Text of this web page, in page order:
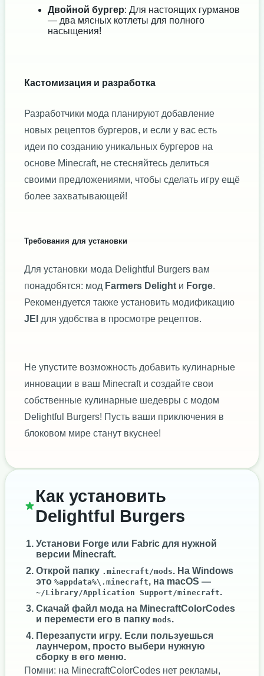
Двойной бургер: Для настоящих гурманов
— два мясных котлеты для полного
насыщения!
Кастомизация и разработка
Разработчики мода планируют добавление
новых рецептов бургеров, и если у вас есть
идеи по созданию уникальных бургеров на
основе Minecraft, не стесняйтесь делиться
своими предложениями, чтобы сделать игру ещё
более захватывающей!
Требования для установки
Для установки мода Delightful Burgers вам
понадобятся: мод Farmers Delight и Forge.
Рекомендуется также установить модификацию
JEI для удобства в просмотре рецептов.
Не упустите возможность добавить кулинарные
инновации в ваш Minecraft и создайте свои
собственные кулинарные шедевры с модом
Delightful Burgers! Пусть ваши приключения в
блоковом мире станут вкуснее!
Как установить
Delightful Burgers
Установи Forge или Fabric для нужной
версии Minecraft.
Открой папку .minecraft/mods. На Windows
это %appdata%\.minecraft, на macOS —
~/Library/Application Support/minecraft.
Скачай файл мода на MinecraftColorCodes
и перемести его в папку mods.
Перезапусти игру. Если пользуешься
лаунчером, просто выбери нужную
сборку в его меню.
Помни: на MinecraftColorCodes нет рекламы,